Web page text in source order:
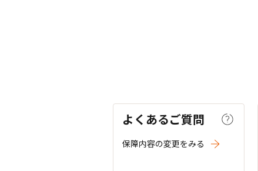
よくあるご質問
保障内容の変更をみる